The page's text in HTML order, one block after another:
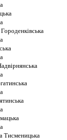
Городенківська
Тисменицька